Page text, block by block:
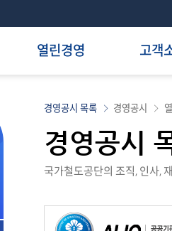
열린경영 고객
경영공시
경영공시 목록
경영공시
국가철도공단의 조직, 인사,